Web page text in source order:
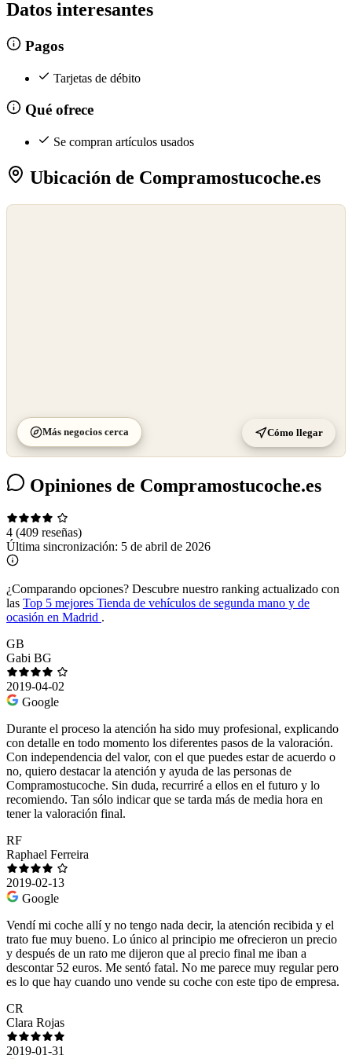
Datos interesantes
Pagos
Tarjetas de débito
Qué ofrece
Se compran artículos usados
Ubicación de Compramostucoche.es
Más negocios cerca Cómo llegar
Opiniones de Compramostucoche.es
4 (409 reseñas)
Última sincronización: 5 de abril de 2026
¿Comparando opciones? Descubre nuestro ranking actualizado con
las Top 5 mejores Tienda de vehículos de segunda mano y de
ocasión en Madrid .
GB
Gabi BG
2019-04-02
Google
Durante el proceso la atención ha sido muy profesional, explicando
con detalle en todo momento los diferentes pasos de la valoración.
Con independencia del valor, con el que puedes estar de acuerdo o
no, quiero destacar la atención y ayuda de las personas de
Compramostucoche. Sin duda, recurriré a ellos en el futuro y lo
recomiendo. Tan sólo indicar que se tarda más de media hora en
tener la valoración final.
RF
Raphael Ferreira
2019-02-13
Google
Vendí mi coche allí y no tengo nada decir, la atención recibida y el
trato fue muy bueno. Lo único al principio me ofrecieron un precio
y después de un rato me dijeron que al precio final me iban a
descontar 52 euros. Me sentó fatal. No me parece muy regular pero
es lo que hay cuando uno vende su coche con este tipo de empresa.
CR
Clara Rojas
2019-01-31